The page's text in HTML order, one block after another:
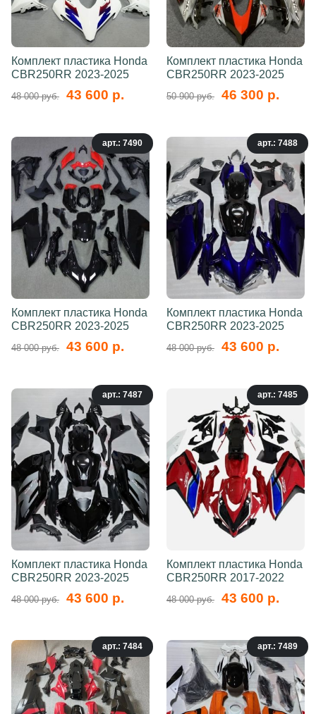
Комплект пластика Honda
CBR250RR 2023-2025
48 000 руб. 43 600 р.
Комплект пластика Honda
CBR250RR 2023-2025
50 900 руб. 46 300 р.
арт.: 7490
Комплект пластика Honda
CBR250RR 2023-2025
48 000 руб. 43 600 р.
арт.: 7488
Комплект пластика Honda
CBR250RR 2023-2025
48 000 руб. 43 600 р.
арт.: 7487
Комплект пластика Honda
CBR250RR 2023-2025
48 000 руб. 43 600 р.
арт.: 7485
Комплект пластика Honda
CBR250RR 2017-2022
48 000 руб. 43 600 р.
арт.: 7484 арт.: 7489